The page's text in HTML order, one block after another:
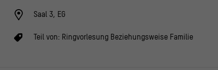
Saal 3, EG
Teil von: Ringvorlesung Beziehungsweise Familie